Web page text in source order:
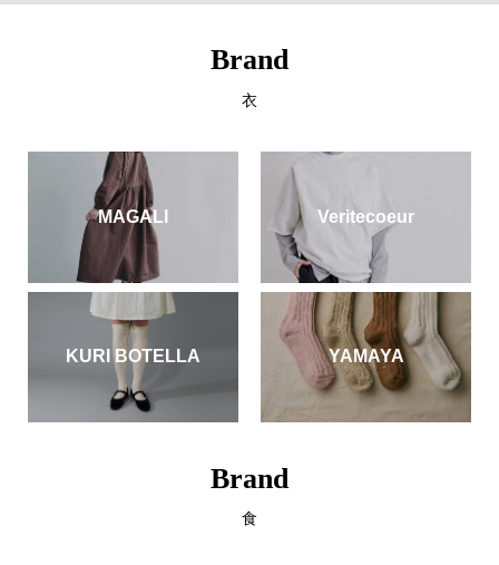
Brand
衣
MAGALI Veritecoeur
KURI BOTELLA YAMAYA
Brand
食